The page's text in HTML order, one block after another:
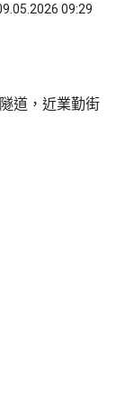
09:29
道，近業勤街